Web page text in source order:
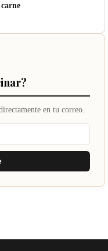
en tu correo.